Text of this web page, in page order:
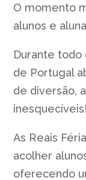
O momento
alunos e
Durante todo
de Portugal
de diversão,
inesquecíveis!
As Reais
acolher
oferecendo